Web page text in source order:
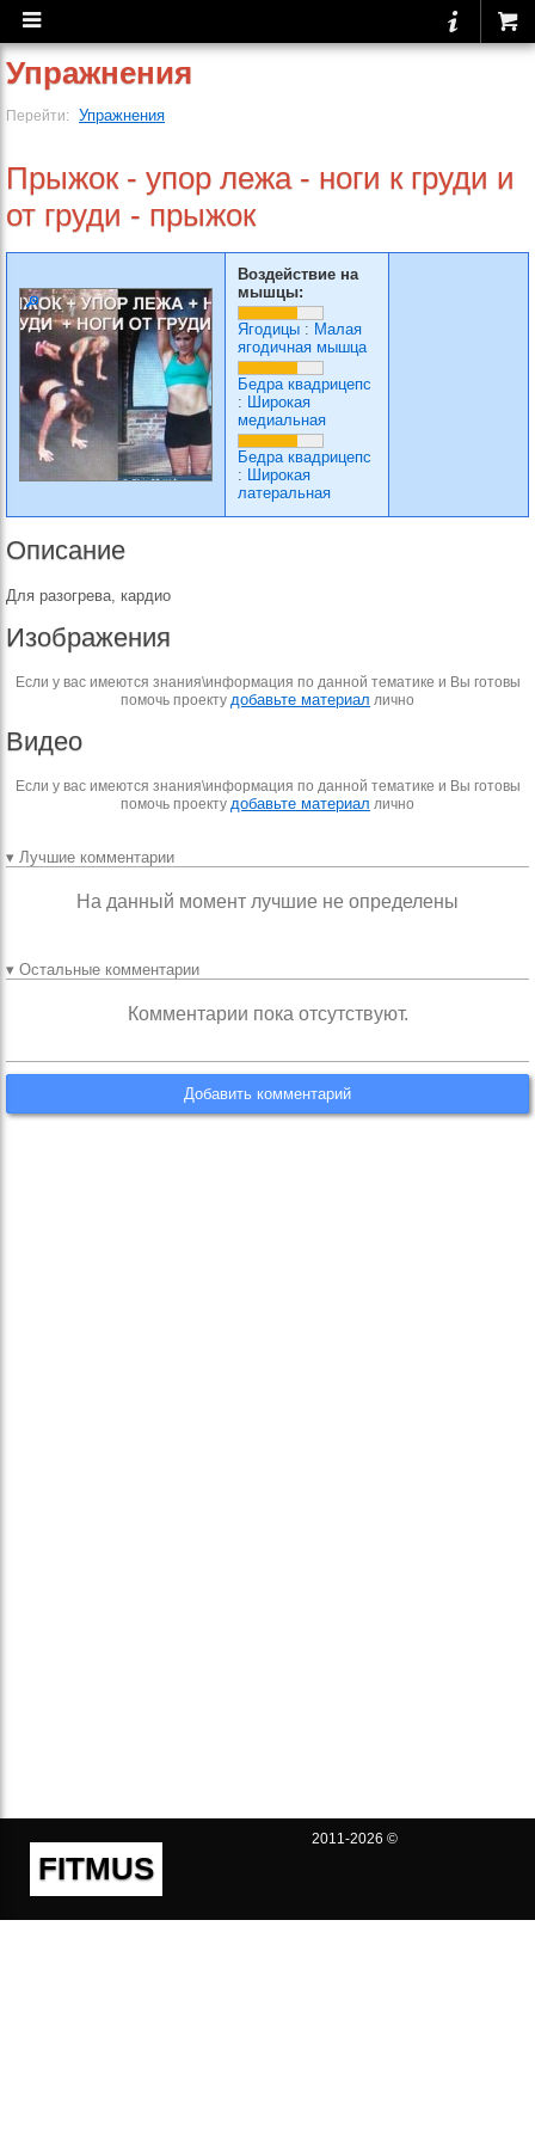
Упражнения
Перейти: Упражнения
Прыжок - упор лежа - ноги к груди и
от груди - прыжок
Воздействие на
мышцы:
Ягодицы : Малая
ягодичная мышца
Бедра квадрицепс
: Широкая
медиальная
Бедра квадрицепс
: Широкая
латеральная
Описание
Для разогрева, кардио
Изображения
Если у вас имеются знания\информация по данной тематике и Вы готовы
помочь проекту добавьте материал лично
Видео
Если у вас имеются знания\информация по данной тематике и Вы готовы
помочь проекту добавьте материал лично
▾ Лучшие комментарии
На данный момент лучшие не определены
▾ Остальные комментарии
Комментарии пока отсутствуют.
Добавить комментарий
FITMUS
2011-2026 ©